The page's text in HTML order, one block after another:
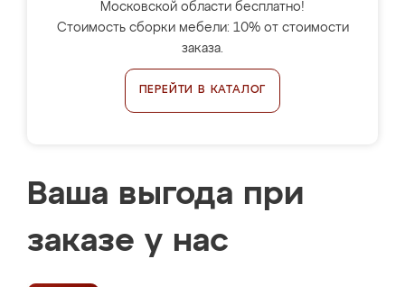
Московской области бесплатно!
Стоимость сборки мебели: 10% от стоимости
заказа.
ПЕРЕЙТИ В КАТАЛОГ
Ваша выгода при
заказе у нас